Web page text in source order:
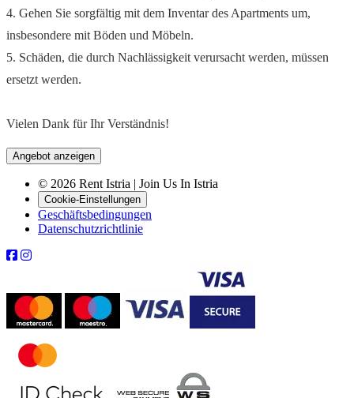
4. Gehen Sie sorgfältig mit dem Inventar des Apartments um,
insbesondere mit Böden und Möbeln.
5. Schäden, die durch Nachlässigkeit verursacht werden, müssen
ersetzt werden.
Vielen Dank für Ihr Verständnis!
Angebot anzeigen
© 2026 Rent Istria | Join Us In Istria
Cookie-Einstellungen
Geschäftsbedingungen
Datenschutzrichtlinie